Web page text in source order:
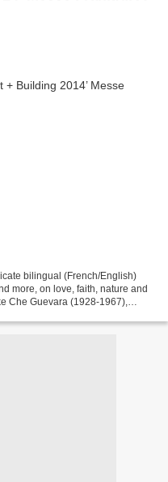
bilingual (French/English)
more, on love, faith, nature and
Che Guevara (1928-1967),